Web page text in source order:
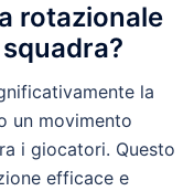
rotazionale
la
un movimento
i giocatori. Questo
efficace e